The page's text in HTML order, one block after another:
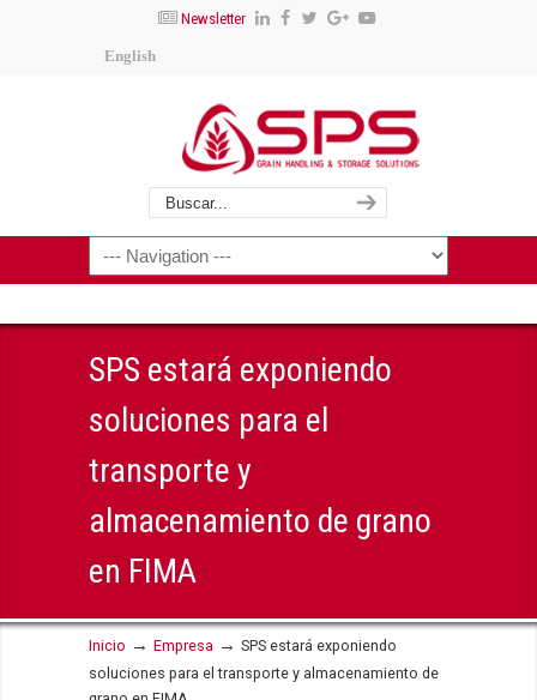
Newsletter
English
SPS estará exponiendo
soluciones para el
transporte y
almacenamiento de grano
en FIMA
Inicio → Empresa → SPS estará exponiendo
soluciones para el transporte y almacenamiento de